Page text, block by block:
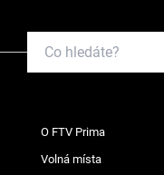
O FTV Prima
Volná místa